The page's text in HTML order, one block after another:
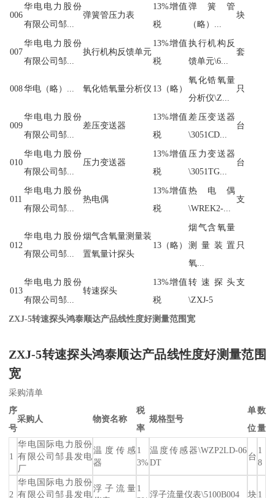
006
华电电力股份
有限公司邹...
弹簧管压力表
13%增值
税
弹簧管
（略）...
块
007
华电电力股份
有限公司邹...
执行机构反馈单元
13%增值
税
执行机构反
馈单元\6...
套
008华电（略）... 氧化锆氧量分析仪 13（略）
氧化锆氧量
分析仪\Z...
只
009
华电电力股份
有限公司邹...
差压变送器
13%增值
税
差压变送器
\3051CD...
台
010
华电电力股份
有限公司邹...
压力变送器
13%增值
税
压力变送器
\3051TG...
台
011
华电电力股份
有限公司邹...
热电偶
13%增值
税
热电偶
\WREK2-...
支
012
华电电力股份
有限公司邹...
烟气含氧量测量装
置氧量计探头
13（略）
烟气含氧量
测量装置
氧...
只
013
华电电力股份
有限公司邹...
转速探头
13%增值
税
转速探头
\ZXJ-5
支
ZXJ-5转速探头鸿泰顺达产品线性度好测量范围宽
ZXJ-5转速探头鸿泰顺达产品线性度好测量范围
宽
采购清单
序
号
采购人 物资名称
税
率
规格型号
单
位
数
量
1
华电国际电力股份
有限公司邹县发电
厂
温度传感
器
1
3%
温度传感器\WZP2LD-06
DT
台
1
8
2
华电国际电力股份
有限公司邹县发电
浮子流量1
浮子流量仪表\5100B004 块1